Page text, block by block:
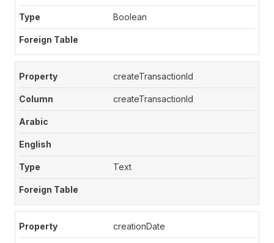
Boolean
createTransactionId
createTransactionId
Text
creationDate